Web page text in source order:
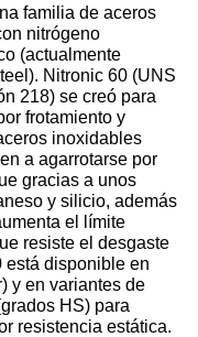
familia de aceros
nitrógeno
(actualmente
Nitronic 60 (UNS
218) se creó para
frotamiento y
inoxidables
a agarrotarse por
gracias a unos
y silicio, además
el límite
resiste el desgaste
está disponible en
y en variantes de
HS) para
resistencia estática.